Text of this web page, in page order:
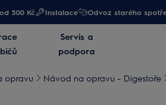
500 Kč Instalace Odvoz starého
Servis a
podpora
opravu Návod na opravu - Digestoře